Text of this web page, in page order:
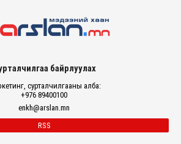
байрлуулах
сурталчилгааны алба:
+976 89400100
enkh@arslan.mn
RSS